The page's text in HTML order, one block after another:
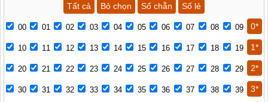
Tất cả
Bỏ chọn Số chẵn Số lẻ
00 01 02 03 04 05 06 07 08 09 0*
10 11 12 13 14 15 16 17 18 19 1*
20 21 22 23 24 25 26 27 28 29 2*
30 31 32 33 34 35 36 37 38 39 3*